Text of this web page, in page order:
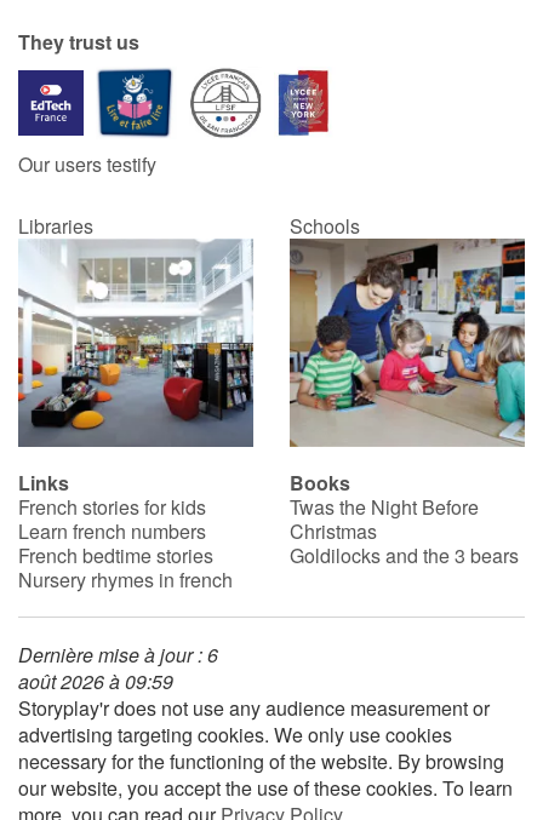
They trust us
Our users testify
Libraries Schools
Links
French stories for kids
Learn french numbers
French bedtime stories
Nursery rhymes in french
Books
Twas the Night Before
Christmas
Goldilocks and the 3 bears
Dernière mise à jour : 6
août 2026 à 09:59
Storyplay'r does not use any audience measurement or
advertising targeting cookies. We only use cookies
necessary for the functioning of the website. By browsing
our website, you accept the use of these cookies. To learn